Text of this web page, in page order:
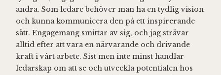
andra. Som ledare behöver man ha en tydlig vision
och kunna kommunicera den på ett inspirerande
sätt. Engagemang smittar av sig, och jag strävar
alltid efter att vara en närvarande och drivande
kraft i vårt arbete. Sist men inte minst handlar
ledarskap om att se och utveckla potentialen hos